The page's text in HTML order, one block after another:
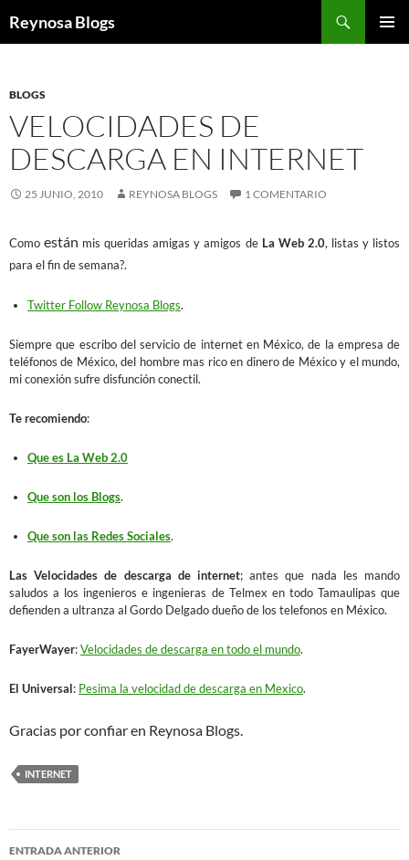
Reynosa Blogs
BLOGS
VELOCIDADES DE
DESCARGA EN INTERNET
25 JUNIO, 2010 REYNOSA BLOGS 1 COMENTARIO
Comoestán mis queridas amigas y amigos deLa Web 2.0, listas y listos
para el fin de semana?.
Twitter Follow Reynosa Blogs.
Siempre que escribo del servicio de internet en México, de la empresa de
teléfonos de México, del hombre mas rico en dinero de México y el mundo,
mi conexión sufre disfunción conectil.
Te recomiendo:
Que es La Web 2.0
Que son los Blogs.
Que son las Redes Sociales.
Las Velocidades de descarga de internet; antes que nada les mando
saludos a los ingenieros e ingenieras de Telmex en todo Tamaulipas que
defienden a ultranza al Gordo Delgado dueño de los telefonos en México.
FayerWayer:Velocidades de descarga en todo el mundo.
El Universal: Pesima la velocidad de descarga en Mexico.
Gracias por confiar en Reynosa Blogs.
INTERNET
Navegación
ENTRADA ANTERIOR